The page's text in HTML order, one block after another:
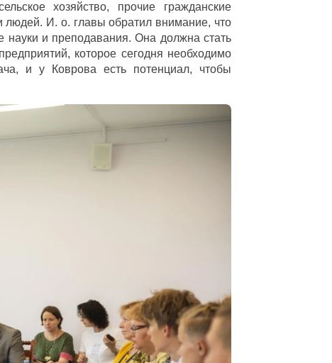
хозяйство, прочие гражданские
людей. И. о. главы обратил внимание, что
науки и преподавания. Она должна стать
которое сегодня необходимо
и у Коврова есть потенциал, чтобы